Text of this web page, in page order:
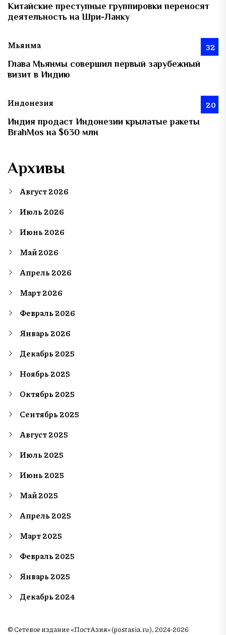
Китайские преступные группировки переносят
деятельность на Шри-Ланку
Мьянма 32
Глава Мьянмы совершил первый зарубежный
визит в Индию
Индонезия 20
Индия продаст Индонезии крылатые ракеты
BrahMos на $630 млн
Архивы
Август 2026
Июль 2026
Июнь 2026
Май 2026
Апрель 2026
Март 2026
Февраль 2026
Январь 2026
Декабрь 2025
Ноябрь 2025
Октябрь 2025
Сентябрь 2025
Август 2025
Июль 2025
Июнь 2025
Май 2025
Апрель 2025
Март 2025
Февраль 2025
Январь 2025
Декабрь 2024
© Сетевое издание «ПостАзия» (postasia.ru), 2024-2026